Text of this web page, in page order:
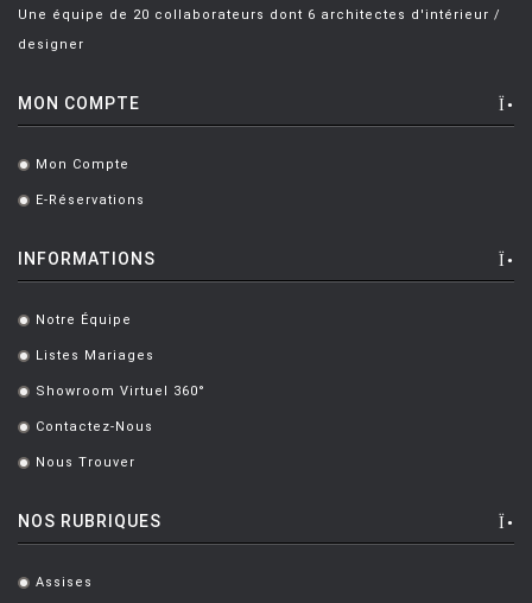
Une équipe de 20 collaborateurs dont 6 architectes d'intérieur /
designer
MON COMPTE
. Mon Compte
. E-Réservations
INFORMATIONS
. Notre Équipe
. Listes Mariages
. Showroom Virtuel 360°
. Contactez-Nous
. Nous Trouver
NOS RUBRIQUES
. Assises